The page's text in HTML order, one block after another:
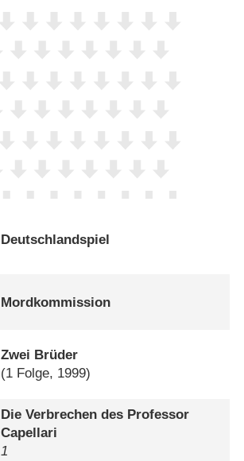
Deutschlandspiel
Mordkommission
Zwei Brüder
(1 Folge, 1999)
Die Verbrechen des Professor
Capellari
1